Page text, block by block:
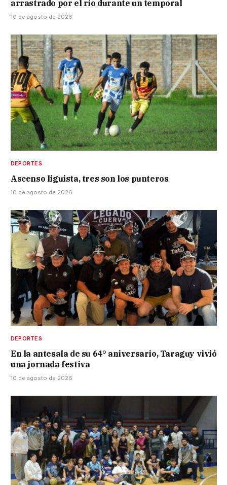
arrastrado por el río durante un temporal
10 de agosto de 2026
DEPORTES
Ascenso liguista, tres son los punteros
10 de agosto de 2026
DEPORTES
En la antesala de su 64° aniversario, Taraguy vivió
una jornada festiva
10 de agosto de 2026